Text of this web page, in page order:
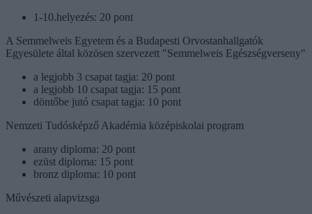
1-10.helyezés: 20 pont
A Semmelweis Egyetem és a Budapesti Orvostanhallgatók
Egyesülete által közösen szervezett "Semmelweis Egészségverseny"
a legjobb 3 csapat tagja: 20 pont
a legjobb 10 csapat tagja: 15 pont
döntőbe jutó csapat tagja: 10 pont
Nemzeti Tudósképző Akadémia középiskolai program
arany diploma: 20 pont
ezüst diploma: 15 pont
bronz diploma: 10 pont
Művészeti alapvizsga